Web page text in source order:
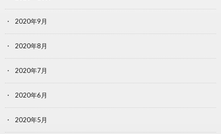
2020年9月
2020年8月
2020年7月
2020年6月
2020年5月